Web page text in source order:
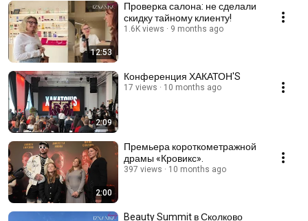
12:53
Проверка салона: не сделали
скидку тайному клиенту!
1.6K views 9 months ago
2:09
Конференция ХАКАТОН'S
17 views 10 months ago
2:00
Премьера короткометражной
драмы «Кровикс».
397 views 10 months ago
Beauty Summit в Сколково